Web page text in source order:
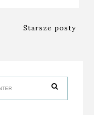
Starsze posty